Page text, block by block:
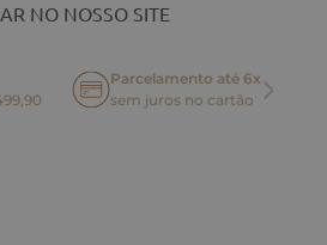
NO NOSSO SITE
Parcelamento até 6x
sem juros no cartão